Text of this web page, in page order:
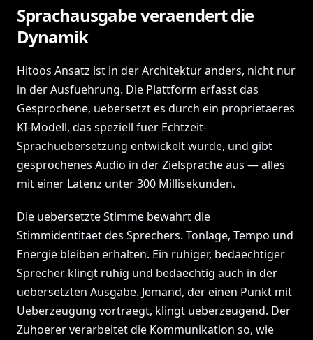
Sprachausgabe veraendert die
Dynamik
Hitoos Ansatz ist in der Architektur anders, nicht nur
in der Ausfuehrung. Die Plattform erfasst das
Gesprochene, uebersetzt es durch ein proprietaeres
KI-Modell, das speziell fuer Echtzeit-
Sprachuebersetzung entwickelt wurde, und gibt
gesprochenes Audio in der Zielsprache aus — alles
mit einer Latenz unter 300 Millisekunden.
Die uebersetzte Stimme bewahrt die
Stimmidentitaet des Sprechers. Tonlage, Tempo und
Energie bleiben erhalten. Ein ruhiger, bedaechtiger
Sprecher klingt ruhig und bedaechtig auch in der
uebersetzten Ausgabe. Jemand, der einen Punkt mit
Ueberzeugung vortraegt, klingt ueberzeugend. Der
Zuhoerer verarbeitet die Kommunikation so, wie